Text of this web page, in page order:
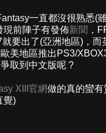
一直都沒很熟悉(
現前陣子有發佈新聞 ，
要出了(亞洲地區)，而
美地區推出PS3/
取到中文版呢 ?
XIII官網做的真的蠻
覺)